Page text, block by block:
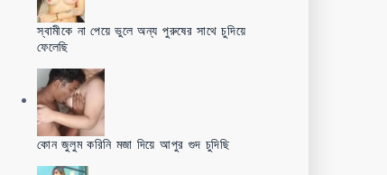
স্বামীকে না পেয়ে ভুলে অন্য পুরুষের সাথে চুদিয়ে
ফেলেছি
কোন জুলুম করিনি মজা দিয়ে আপুর গুদ চুদিছি